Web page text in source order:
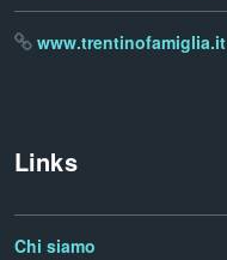
www.trentinofamiglia.it
Links
Chi siamo